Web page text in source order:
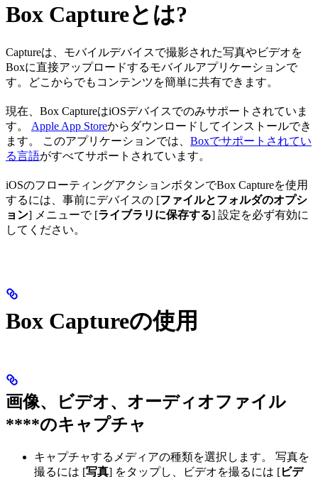
Box Captureとは?
Captureは、モバイルデバイスで撮影された写真やビデオを
Boxに直接アップロードするモバイルアプリケーションで
す。どこからでもコンテンツを簡単に共有できます。
現在、Box CaptureはiOSデバイスでのみサポートされていま
す。 Apple App Storeからダウンロードしてインストールでき
ます。 このアプリケーションでは、 Boxでサポートされてい
る言語がすべてサポートされています。
iOSのフローティングアクションボタンでBox Captureを使用
するには、事前にデバイスの [ファイルとフォルダのオプシ
ョン] メニューで [ライブラリに保存する] 設定を必ず有効に
してください。
Box Captureの使用
画像、ビデオ、オーディオファイル
****のキャプチャ
キャプチャするメディアの種類を選択します。 写真を
撮るには [写真] をタップし、ビデオを撮るには [ビデ